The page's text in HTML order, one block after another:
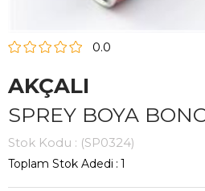
0.0
AKÇALI
SPREY BOYA
Stok Kodu (SP0324)
Toplam Stok Adedi : 1